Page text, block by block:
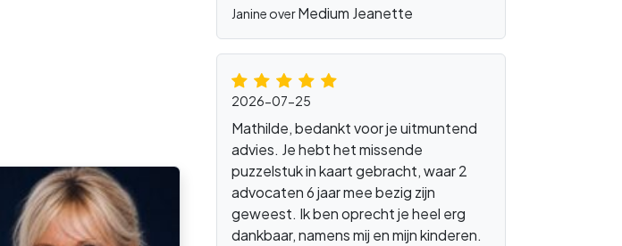
Janine overMedium Jeanette
2026-07-25
Mathilde, bedankt voor je uitmuntend
advies. Je hebt het missende
puzzelstuk in kaart gebracht, waar 2
advocaten 6 jaar mee bezig zijn
geweest. Ik ben oprecht je heel erg
dankbaar, namens mij en mijn kinderen.